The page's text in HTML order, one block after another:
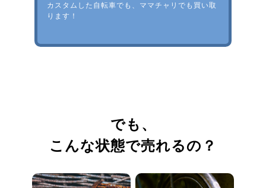
カスタムした自転車でも、ママチャリでも買い取
ります！
でも、
こんな状態で売れるの？